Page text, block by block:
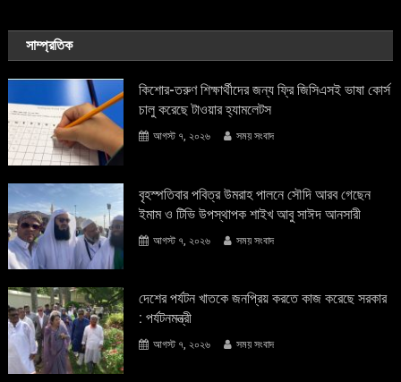
সাম্প্রতিক
কিশোর-তরুণ শিক্ষার্থীদের জন্য ফ্রি জিসিএসই ভাষা কোর্স
চালু করেছে টাওয়ার হ্যামলেটস
আগস্ট ৭, ২০২৬ সময় সংবাদ
বৃহস্পতিবার পবিত্র উমরাহ পালনে সৌদি আরব গেছেন
ইমাম ও টিভি উপস্থাপক শাইখ আবু সাঈদ আনসারী
আগস্ট ৭, ২০২৬ সময় সংবাদ
দেশের পর্যটন খাতকে জনপ্রিয় করতে কাজ করেছে সরকার
: পর্যটনমন্ত্রী
আগস্ট ৭, ২০২৬ সময় সংবাদ